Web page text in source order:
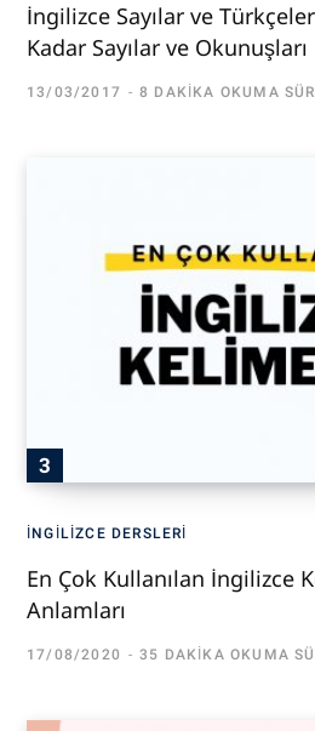
İngilizce Sayılar ve
Kadar Sayılar ve Okunuşları
13/03/2017 8 DAKIKA OKUMA
İNGILIZCE DERSLERI
En Çok Kullanılan İngilizce
Anlamları
17/08/2020 35 DAKIKA OKUMA